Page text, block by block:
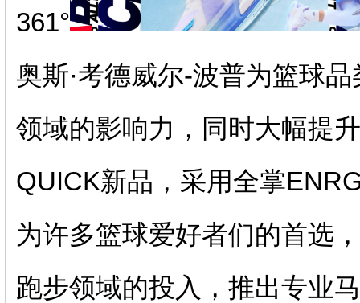
361°
奥斯·考德威尔-波普为篮球
领域的影响力，同时大幅提
QUICK新品，采用全掌
为许多篮球爱好者们的首选
跑步领域的投入，推出专业